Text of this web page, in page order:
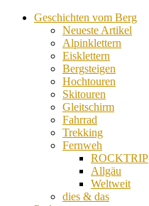
Geschichten vom Berg
Neueste Artikel
Alpinklettern
Eisklettern
Bergsteigen
Hochtouren
Skitouren
Gleitschirm
Fahrrad
Trekking
Fernweh
ROCKTRIP
Allgäu
Weltweit
dies & das